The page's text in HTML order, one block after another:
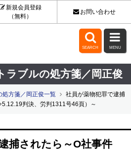
新規会員登録
（無料）
お問い合わせ

SEARCH

MENU
ラブルの処方箋／岡正俊
処方箋／岡正俊一覧
社員が薬物犯罪で逮捕
判決、労判1311号46頁）～
捕されたら～O社事件